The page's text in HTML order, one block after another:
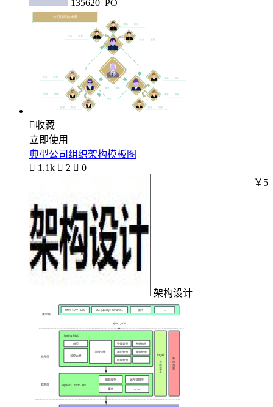
135620_PO
收藏
立即使用
典型公司组织架构模板图
 1.1k  2  0
架构设计
￥5